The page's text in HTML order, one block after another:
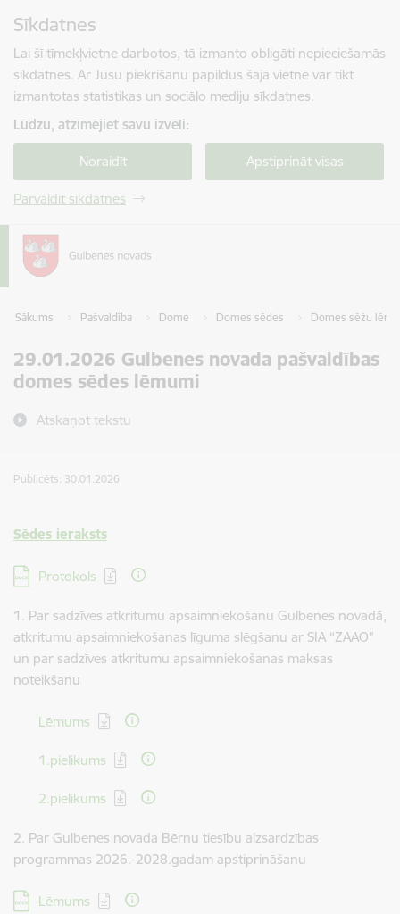
Sīkdatnes
Lai šī tīmekļvietne darbotos, tā izmanto obligāti nepieciešamās
sīkdatnes. Ar Jūsu piekrišanu papildus šajā vietnē var tikt
izmantotas statistikas un sociālo mediju sīkdatnes.
Lūdzu, atzīmējiet savu izvēli:
Noraidīt Apstiprināt visas
Pārvaldīt sīkdatnes
Sākums Pašvaldība Dome Domes sēdes Domes sēžu
29.01.2026 Gulbenes novada pašvaldības
domes sēdes lēmumi
Atskaņot tekstu
Publicēts: 30.01.2026.
Sēdes ieraksts
Lejupielādēt:
Protokols
1. Par sadzīves atkritumu apsaimniekošanu Gulbenes novadā,
atkritumu apsaimniekošanas līguma slēgšanu ar SIA “ZAAO”
un par sadzīves atkritumu apsaimniekošanas maksas
noteikšanu
Lejupielādēt:
Lēmums
Lejupielādēt:
1.pielikums
Lejupielādēt:
2.pielikums
2. Par Gulbenes novada Bērnu tiesību aizsardzības
programmas 2026.-2028.gadam apstiprināšanu
Lejupielādēt:
Lēmums